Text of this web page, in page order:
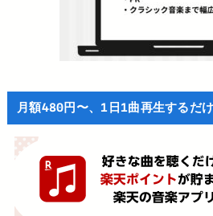
月額480円〜、1日1曲再生するだ